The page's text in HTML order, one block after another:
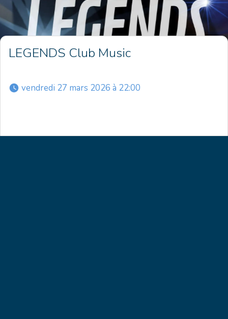
LEGENDS Club Music
vendredi 27 mars 2026 à 22:00